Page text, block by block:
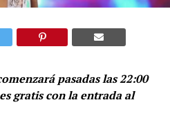
pasadas las 22:00
gratis con la entrada al